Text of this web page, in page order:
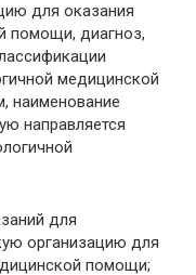
для оказания
помощи, диагноз,
медицинской
наименование
направляется
для
организацию для
помощи;